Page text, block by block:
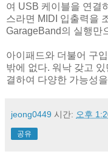
여 USB 케이블을 연결
스라면 MIDI 입출력을
GarageBand의 실행만
아이패드와 더불어 구
밖에 없다. 워낙 갖고
결하여 다양한 가능성
jeong0449 시간: 오후
공유